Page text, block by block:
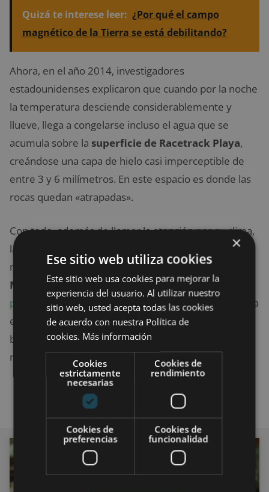
Quizá te interese leer: ¿Por qué el campo
magnético de la Tierra se está debilitando?
Ahora, en el año 2014, investigadores
estadounidenses explicaron que cuando por la noche
la temperatura desciende considerablemente y
llueve, llega a congelarse incluso el agua que se
acumula sobre la superficie de Racetrack Playa,
creándose una capa de hielo casi imperceptible de
entre 3 y 6 milímetros. En este espacio es donde las
rocas quedan «atrapadas».
Con todo, además de llamar la atención por su clima,
la situación anterior también ha provocado que sean
muchos los que quieran viajar hastaelValle de la
Muerte para intentar vivir desde dentrosituaciones
paranormalesa pesar de que ya se haya ofrecido una
explicación científica. Si eres uno de ellos, organiza
bien tu viaje y cumple con todos los requisitos
necesarios para poner por delante tu salud.
×
Ese sitio web utiliza cookies
Este sitio web usa cookies para mejorar la
experiencia del usuario. Al utilizar nuestro
sitio web, usted acepta todas las cookies
de acuerdo con nuestra Política de
cookies. Más información
Cookies
estrictamente
necesarias
Cookies de
rendimiento
Cookies de
preferencias
Cookies de
funcionalidad